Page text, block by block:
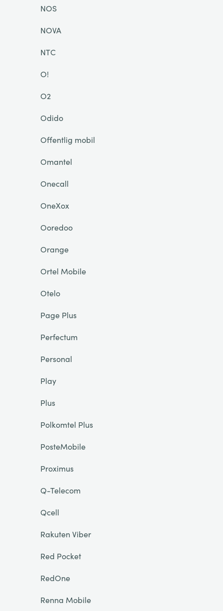
NOS
NOVA
NTC
O!
O2
Odido
Offentlig mobil
Omantel
Onecall
OneXox
Ooredoo
Orange
Ortel Mobile
Otelo
Page Plus
Perfectum
Personal
Play
Plus
Polkomtel Plus
PosteMobile
Proximus
Q-Telecom
Qcell
Rakuten Viber
Red Pocket
RedOne
Renna Mobile